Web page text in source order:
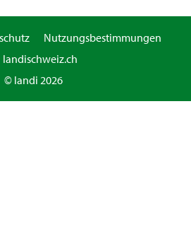
Nutzungsbestimmungen
landischweiz.ch
© landi 2026